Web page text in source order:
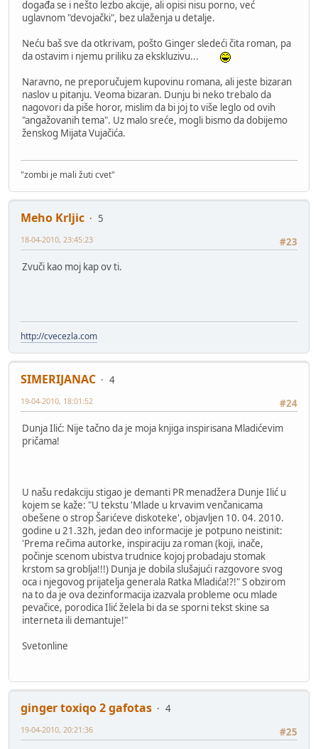
događa se i nešto lezbo akcije, ali opisi nisu porno, već
uglavnom "devojački", bez ulaženja u detalje.
Neću baš sve da otkrivam, pošto Ginger sledeći čita roman, pa
da ostavim i njemu priliku za ekskluzivu...
Naravno, ne preporučujem kupovinu romana, ali jeste bizaran
naslov u pitanju. Veoma bizaran. Dunju bi neko trebalo da
nagovori da piše horor, mislim da bi joj to više leglo od ovih
"angažovanih tema". Uz malo sreće, mogli bismo da dobijemo
ženskog Mijata Vujačića.
"zombi je mali žuti cvet"
Meho Krljic
5
#23
18-04-2010, 23:45:23
Zvuči kao moj kap ov ti.
http://cvecezla.com
SIMERIJANAC
4
#24
19-04-2010, 18:01:52
Dunja Ilić: Nije tačno da je moja knjiga inspirisana Mladićevim
pričama!
U našu redakciju stigao je demanti PR menadžera Dunje Ilić u
kojem se kaže: "U tekstu 'Mlade u krvavim venčanicama
obešene o strop Šarićeve diskoteke', objavljen 10. 04. 2010.
godine u 21.32h, jedan deo informacije je potpuno neistinit:
'Prema rečima autorke, inspiraciju za roman (koji, inače,
počinje scenom ubistva trudnice kojoj probadaju stomak
krstom sa groblja!!!) Dunja je dobila slušajući razgovore svog
oca i njegovog prijatelja generala Ratka Mladića!?!" S obzirom
na to da je ova dezinformacija izazvala probleme ocu mlade
pevačice, porodica Ilić želela bi da se sporni tekst skine sa
interneta ili demantuje!"
Svetonline
ginger toxiqo 2 gafotas
4
#25
19-04-2010, 20:21:36